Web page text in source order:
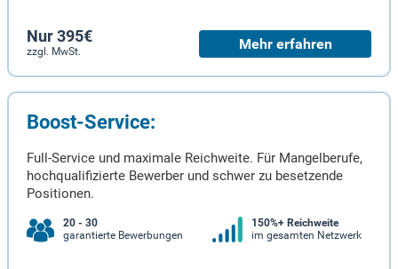
Nur 395€
zzgl. MwSt. Mehr erfahren
Boost-Service:
Full-Service und maximale Reichweite. Für Mangelberufe,
hochqualifizierte Bewerber und schwer zu besetzende
Positionen.
20 - 30
garantierte Bewerbungen
150%+ Reichweite
im gesamten Netzwerk